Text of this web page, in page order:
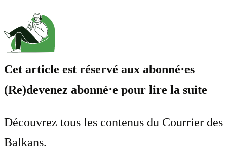
Cet article est réservé aux abonné⋅es
(Re)devenez abonné⋅e pour lire la suite
Découvrez tous les contenus du Courrier des
Balkans.